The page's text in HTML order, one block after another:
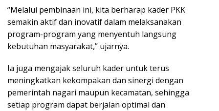
“Melalui pembinaan ini, kita berharap kader PKK
semakin aktif dan inovatif dalam melaksanakan
program-program yang menyentuh langsung
kebutuhan masyarakat,” ujarnya.
Ia juga mengajak seluruh kader untuk terus
meningkatkan kekompakan dan sinergi dengan
pemerintah nagari maupun kecamatan, sehingga
setiap program dapat berjalan optimal dan